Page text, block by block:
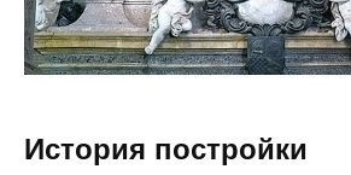
История постройки